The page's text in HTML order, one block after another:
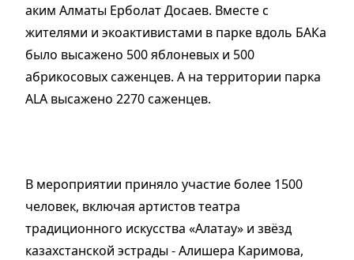
аким Алматы Ерболат Досаев. Вместе с
жителями и экоактивистами в парке вдоль БАКа
было высажено 500 яблоневых и 500
абрикосовых саженцев. А на территории парка
АLA высажено 2270 саженцев.
В мероприятии приняло участие более 1500
человек, включая артистов театра
традиционного искусства «Алатау» и звёзд
казахстанской эстрады - Алишера Каримова,